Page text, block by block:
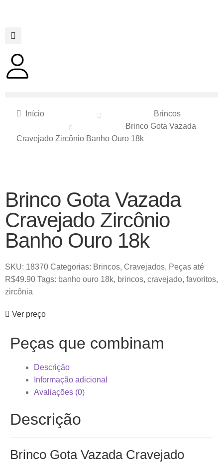
Início
Brincos
Brinco Gota Vazada
Cravejado Zircônio Banho Ouro 18k
Brinco Gota Vazada
Cravejado Zircônio
Banho Ouro 18k
SKU: 18370 Categorias: Brincos, Cravejados, Peças até
R$49.90 Tags: banho ouro 18k, brincos, cravejado, favoritos,
zircônia
Ver preço
Peças que combinam
Descrição
Informação adicional
Avaliações (0)
Descrição
Brinco Gota Vazada Cravejado